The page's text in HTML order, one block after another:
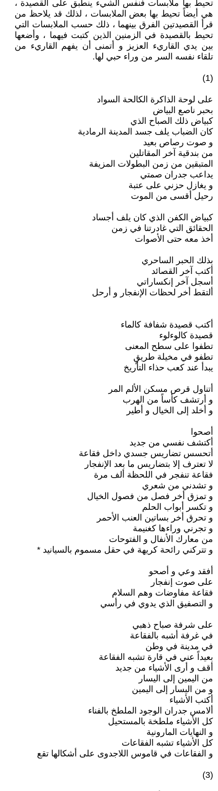
تحيط بها ملابسات فنفس الشيء ينطبق على القصيدة ،
هي أيضاً تحيط بها بعض الملابسات ، لذلك قد يلاحظ من
قرأ القصيدتين الفرق بينهما ، ذلك حسب الملابسات التي
تحيط بالقصيدة في الزمنين الذين كتبت فيهما ، وأضعها
بين يدي القاريء العزيز و أتمنى أن يفهم القاريء من
تلقاء نفسه السر من وراء حبي لها.
(1)
على لوحة الذاكرة الكالحة السواد
بحبر ناصع البياض
كبياض ذلك الصباح الذي
كان الضباب يلف جسد المدينة الرمادية
و صوت رصاص بعيد
من بندقية آخر المقاتلين
المتبقين من زمن البطولات المزيفة
يداعب جدران صمتي
و يغازل حزني على عتبة
رحيل أقسى من الموت
كبياض الكفن الذي كان يلف أجساد
الحقائق التي غادرتنا في زمن
أخذ معه حتى الأصوات
بذلك الحبر الساحري
أكتب آخر القصائد
أسجل آخر إنكساراتي
ألتقط أخر لحظات الإنفجار و أرحل
أكتب قصيدة شفافة كالماء
قصيدة كالوءلوء
تطفوا على سطح المعنى
تطفو في مخيلة طريقٍ
يبدأ عند كعب حذاء التأريخ
أتناول قرص مسكن الألم المر
و أرتشف كأساً من الهرب
و أخلد إلى الخيال و أطير
أصحوا
أكتشف نفسي من جديد
أتحسس تضاريس جسدي داخل فقاعة
لا تعترف إلا بتضاريس ما بعد الإنفجار
فقاعة تنفجر في اللحظة ألف مرة
و تشدني من شعري
و تمزق أخر فصل من فصول الخيال
و تكسر أبواب الحلم
و تحرق أخر بساتين العنب الأحمر
و تجرني وراءها كغنيمة
من معارك الأنفال و الفتوحات
و تتركني رائحة كريهة في حقل مسموم بالسيانيد *
أفقد وعي و أصحو
على صوت إنفجار
فقاعة مفاوضات وهم السلام
و التصفيق الذي يدوي في رأسي
على شرفة صباح ذهبي
في غرفة أشبه بالفقاعة
في مدينة في وطن
بعيداً عني في قارة تشبه الفقاعة
أقف و أرى الأشياء من جديد
من اليمين إلى اليسار
و من اليسار إلى اليمين
أكتب الأشياء
ألامس جدران الوجود الملطخ بالفناء
كل الأشياء ملطخة بالمستحيل
و النهايات المارونية
كل الأشياء تشبه الفقاعات
و الفقاعات في قاموس اللاجدوى على أشكالها تقع
(3)